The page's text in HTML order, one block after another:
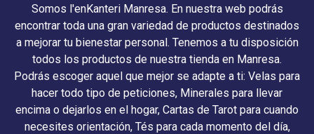
Somos l'enKanteri Manresa. En nuestra web podrás
encontrar toda una gran variedad de productos destinados
a mejorar tu bienestar personal. Tenemos a tu disposición
todos los productos de nuestra tienda en Manresa.
Podrás escoger aquel que mejor se adapte a ti: Velas para
hacer todo tipo de peticiones, Minerales para llevar
encima o dejarlos en el hogar, Cartas de Tarot para cuando
necesites orientación, Tés para cada momento del día,